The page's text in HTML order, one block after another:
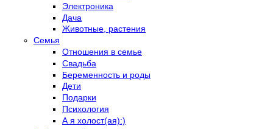
Электроника
Дача
Животные, растения
Семья
Отношения в семье
Свадьба
Беременность и роды
Дети
Подарки
Психология
А я холост(ая):)